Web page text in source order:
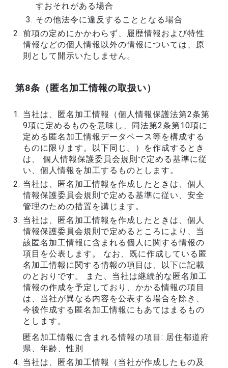
すおそれがある場合
その他法令に違反することとなる場合
前項の定めにかかわらず、履歴情報および特性
情報などの個人情報以外の情報については、原
則として開示いたしません。
第8条（匿名加工情報の取扱い）
当社は、匿名加工情報（個人情報保護法第2条第
9項に定めるものを意味し、同法第2条第10項に
定める匿名加工情報データベース等を構成する
ものに限ります。以下同じ。）を作成するとき
は、 個人情報保護委員会規則で定める基準に従
い、個人情報を加工するものとします。
当社は、匿名加工情報を作成したときは、個人
情報保護委員会規則で定める基準に従い、安全
管理のための措置を講じます。
当社は、匿名加工情報を作成したときは、個人
情報保護委員会規則で定めるところにより、当
該匿名加工情報に含まれる個人に関する情報の
項目を公表します。 なお、既に作成している匿
名加工情報に関する情報の項目は、以下に記載
のとおりです。 また、当社は継続的な匿名加工
情報の作成を予定しており、かかる情報の項目
は、当社が異なる内容を公表する場合を除き、
今後作成する匿名加工情報にもあてはまるもの
とします。
匿名加工情報に含まれる情報の項目: 居住都道府
県、年齢、性別
当社は、匿名加工情報（当社が作成したもの及